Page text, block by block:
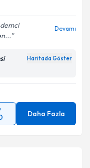
ilişkin
ediyorum.
Devamı
Haritada Göster
Daha Fazla